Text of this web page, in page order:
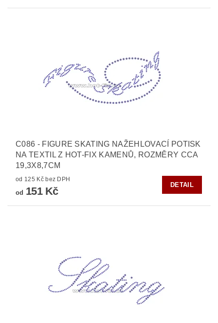
C086 - FIGURE SKATING NAŽEHLOVACÍ POTISK
NA TEXTIL Z HOT-FIX KAMENŮ, ROZMĚRY CCA
19,3X8,7CM
od 125 Kč bez DPH
od 151 Kč
DETAIL